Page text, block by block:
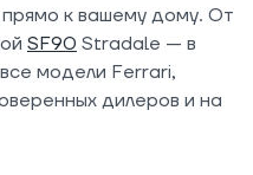
к вашему дому. От
SF90 Stradale — в
модели Ferrari,
дилеров и на